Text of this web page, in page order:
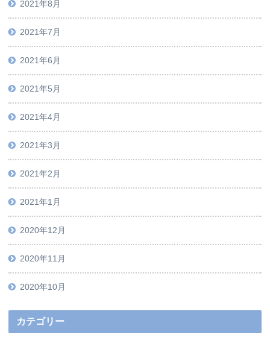
2021年8月
2021年7月
2021年6月
2021年5月
2021年4月
2021年3月
2021年2月
2021年1月
2020年12月
2020年11月
2020年10月
カテゴリー